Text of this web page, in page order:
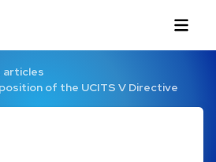
of the UCITS V Directive